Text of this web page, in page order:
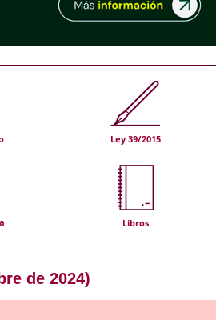
Ley 39/2015
Libros
de 2024)